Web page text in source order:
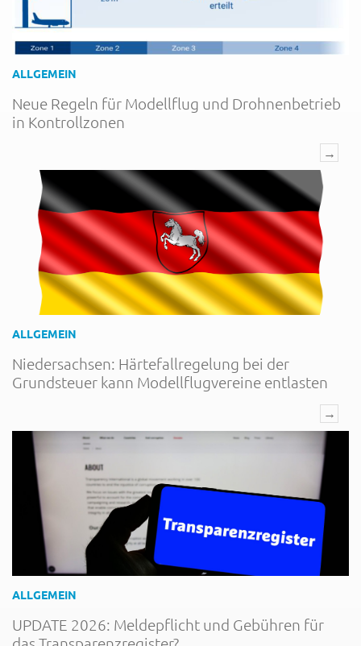
ALLGEMEIN
Neue Regeln für Modellflug und Drohnenbetrieb
in Kontrollzonen
→
ALLGEMEIN
Niedersachsen: Härtefallregelung bei der
Grundsteuer kann Modellflugvereine entlasten
→
ALLGEMEIN
UPDATE 2026: Meldepflicht und Gebühren für